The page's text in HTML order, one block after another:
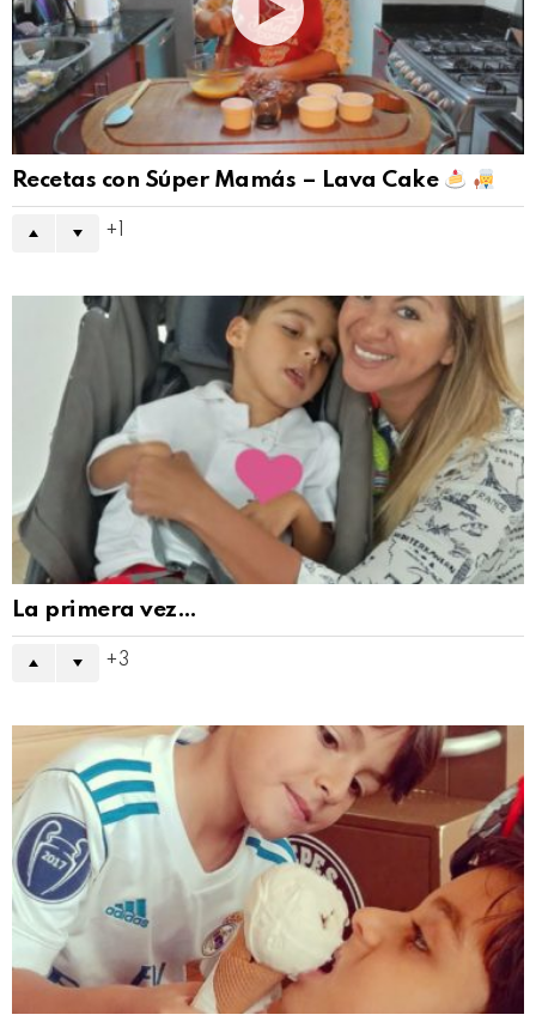
Recetas con Súper Mamás – Lava Cake
La primera vez…
3